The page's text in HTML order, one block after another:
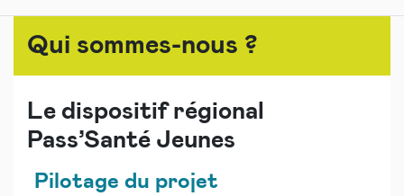
Qui sommes-nous ?
Le dispositif régional
Pass’Santé Jeunes
Pilotage du projet